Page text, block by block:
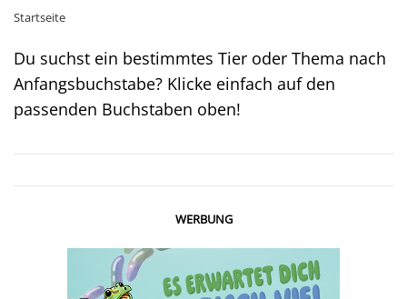
Startseite
Du suchst ein bestimmtes Tier oder Thema nach
Anfangsbuchstabe? Klicke einfach auf den
passenden Buchstaben oben!
WERBUNG